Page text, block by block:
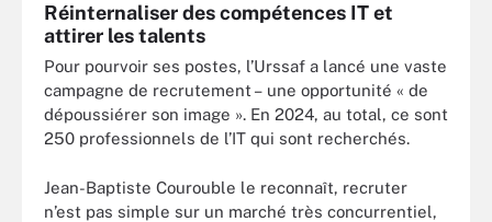
Réinternaliser des compétences IT et
attirer les talents
Pour pourvoir ses postes, l’Urssaf a lancé une vaste
campagne de recrutement – une opportunité « de
dépoussiérer son image ». En 2024, au total, ce sont
250 professionnels de l’IT qui sont recherchés.
Jean-Baptiste Courouble le reconnaît, recruter
n’est pas simple sur un marché très concurrentiel,